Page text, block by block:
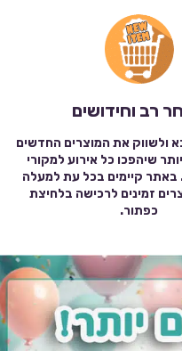
רב וחידושים
ולשווק את המוצרים החדשים
שיהפכו כל אירוע למקורי
באתר קיימים בכל עת למעלה
מוצרים זמינים לרכישה בלחיצת
כפתור.